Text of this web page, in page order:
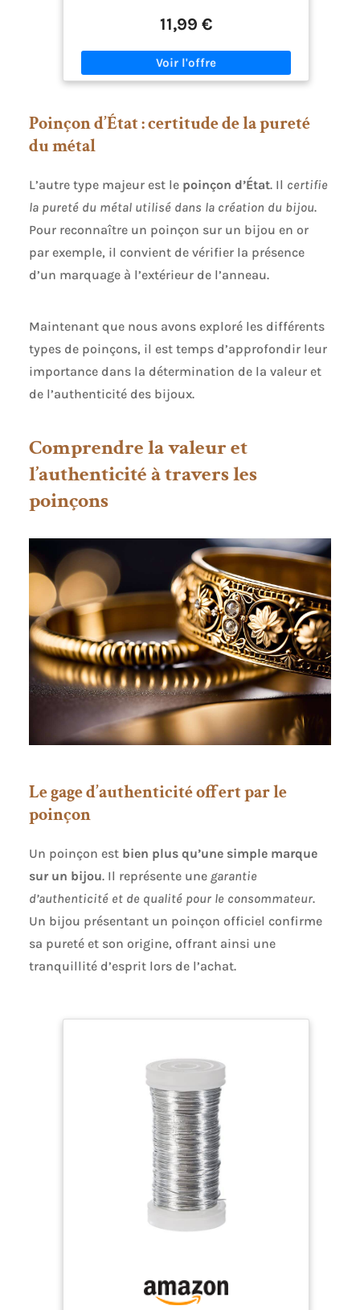
confortable: la chaîne homme est simple et
élégante. bords lisses sans pièces pointues, ce
expérience de port confortable. Fabriqué de haute
qualité: le collier homme en acier inoxydable
choisir la chaîne juste à droite. Dimension:
longueur de la chaîne: 46-90cm ; largeur: 5mm;
hauteur: 1.8mm Comment entretenir: Les bijoux
résistance à la corrosion, et ne sont pas faciles à
oxyder et à se décolorer, il faut éviter de les
stocker dans un endroit humide et les garder
11,99 €
Poinçon d’État : certitude de la pureté
du métal
L’autre type majeur est le poinçon d’État. Il certifie
la pureté du métal utilisé dans la création du bijou.
Pour reconnaître un poinçon sur un bijou en or
par exemple, il convient de vérifier la présence
d’un marquage à l’extérieur de l’anneau.
Maintenant que nous avons exploré les différents
types de poinçons, il est temps d’approfondir leur
importance dans la détermination de la valeur et
de l’authenticité des bijoux.
Comprendre la valeur et
l’authenticité à travers les
poinçons
Le gage d’authenticité offert par le
poinçon
Un poinçon est bien plus qu’une simple marque
sur un bijou. Il représente une garantie
d’authenticité et de qualité pour le consommateur.
Un bijou présentant un poinçon officiel confirme
sa pureté et son origine, offrant ainsi une
tranquillité d’esprit lors de l’achat.